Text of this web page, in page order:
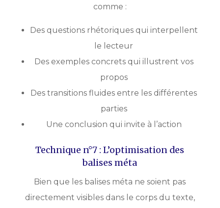
comme :
Des questions rhétoriques qui interpellent
le lecteur
Des exemples concrets qui illustrent vos
propos
Des transitions fluides entre les différentes
parties
Une conclusion qui invite à l’action
Technique n°7 : L’optimisation des
balises méta
Bien que les balises méta ne soient pas
directement visibles dans le corps du texte,